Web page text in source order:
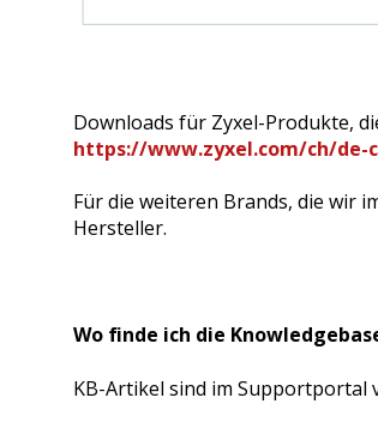
Downloads für Zyxel-Produkte,
https://www.zyxel.com/ch/de-
Für die weiteren Brands, die wir
Hersteller.
Wo finde ich die
KB-Artikel sind im Supportportal